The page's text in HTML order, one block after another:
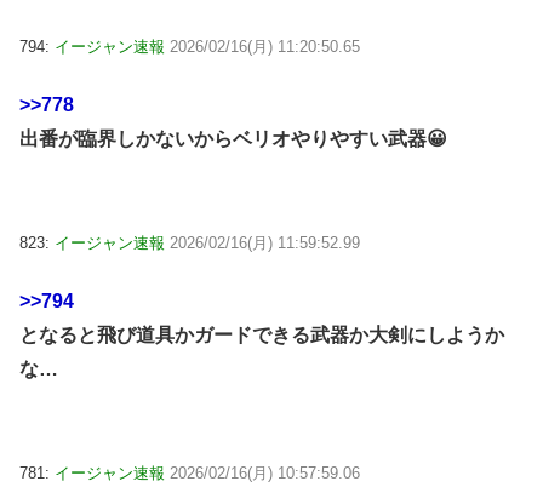
794: イージャン速報 2026/02/16(月) 11:20:50.65
>>778
出番が臨界しかないからベリオやりやすい武器😀
823: イージャン速報 2026/02/16(月) 11:59:52.99
>>794
となると飛び道具かガードできる武器か大剣にしようか
な…
781: イージャン速報 2026/02/16(月) 10:57:59.06